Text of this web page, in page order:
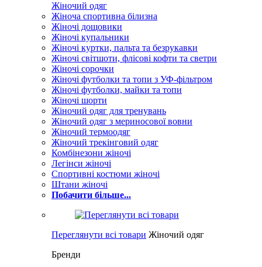
Жіночий одяг
Жіноча спортивна білизна
Жіночі дощовики
Жіночі купальники
Жіночі куртки, пальта та безрукавки
Жіночі світшоти, флісові кофти та светри
Жіночі сорочки
Жіночі футболки та топи з УФ-фільтром
Жіночі футболки, майки та топи
Жіночі шорти
Жіночий одяг для тренувань
Жіночий одяг з мериносової вовни
Жіночий термоодяг
Жіночий трекінговий одяг
Комбінезони жіночі
Легінси жіночі
Спортивні костюми жіночі
Штани жіночі
Побачити більше...
Переглянути всі товари Жіночий одяг
Бренди